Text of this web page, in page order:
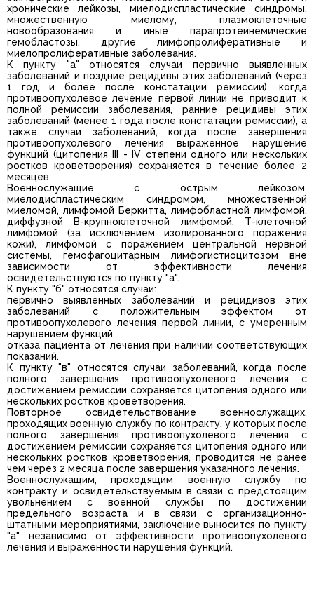
хронические лейкозы, миелодиспластические синдромы,
множественную миелому, плазмоклеточные
новообразования и иные парапротеинемические
гемобластозы, другие лимфопролиферативные и
миелопролиферативные заболевания.
К пункту "а" относятся случаи первично выявленных
заболеваний и поздние рецидивы этих заболеваний (через
1 год и более после констатации ремиссии), когда
противоопухолевое лечение первой линии не приводит к
полной ремиссии заболевания, ранние рецидивы этих
заболеваний (менее 1 года после констатации ремиссии), а
также случаи заболеваний, когда после завершения
противоопухолевого лечения выраженное нарушение
функций (цитопения III - IV степени одного или нескольких
ростков кроветворения) сохраняется в течение более 2
месяцев.
Военнослужащие с острым лейкозом,
миелодиспластическим синдромом, множественной
миеломой, лимфомой Беркитта, лимфобластной лимфомой,
диффузной В-крупноклеточной лимфомой, Т-клеточной
лимфомой (за исключением изолированного поражения
кожи), лимфомой с поражением центральной нервной
системы, гемофагоцитарным лимфогистиоцитозом вне
зависимости от эффективности лечения
освидетельствуются по пункту "а".
К пункту "б" относятся случаи:
первично выявленных заболеваний и рецидивов этих
заболеваний с положительным эффектом от
противоопухолевого лечения первой линии, с умеренным
нарушением функций;
отказа пациента от лечения при наличии соответствующих
показаний.
К пункту "в" относятся случаи заболеваний, когда после
полного завершения противоопухолевого лечения с
достижением ремиссии сохраняется цитопения одного или
нескольких ростков кроветворения.
Повторное освидетельствование военнослужащих,
проходящих военную службу по контракту, у которых после
полного завершения противоопухолевого лечения с
достижением ремиссии сохраняется цитопения одного или
нескольких ростков кроветворения, проводится не ранее
чем через 2 месяца после завершения указанного лечения.
Военнослужащим, проходящим военную службу по
контракту и освидетельствуемым в связи с предстоящим
увольнением с военной службы по достижении
предельного возраста и в связи с организационно-
штатными мероприятиями, заключение выносится по пункту
"а" независимо от эффективности противоопухолевого
лечения и выраженности нарушения функций.